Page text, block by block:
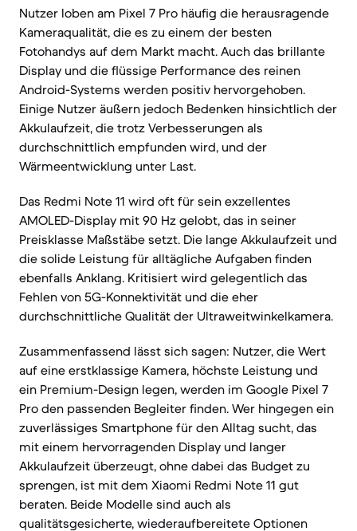
Nutzer loben am Pixel 7 Pro häufig die herausragende
Kameraqualität, die es zu einem der besten
Fotohandys auf dem Markt macht. Auch das brillante
Display und die flüssige Performance des reinen
Android-Systems werden positiv hervorgehoben.
Einige Nutzer äußern jedoch Bedenken hinsichtlich der
Akkulaufzeit, die trotz Verbesserungen als
durchschnittlich empfunden wird, und der
Wärmeentwicklung unter Last.
Das Redmi Note 11 wird oft für sein exzellentes
AMOLED-Display mit 90 Hz gelobt, das in seiner
Preisklasse Maßstäbe setzt. Die lange Akkulaufzeit und
die solide Leistung für alltägliche Aufgaben finden
ebenfalls Anklang. Kritisiert wird gelegentlich das
Fehlen von 5G-Konnektivität und die eher
durchschnittliche Qualität der Ultraweitwinkelkamera.
Zusammenfassend lässt sich sagen: Nutzer, die Wert
auf eine erstklassige Kamera, höchste Leistung und
ein Premium-Design legen, werden im Google Pixel 7
Pro den passenden Begleiter finden. Wer hingegen ein
zuverlässiges Smartphone für den Alltag sucht, das
mit einem hervorragenden Display und langer
Akkulaufzeit überzeugt, ohne dabei das Budget zu
sprengen, ist mit dem Xiaomi Redmi Note 11 gut
beraten. Beide Modelle sind auch als
qualitätsgesicherte, wiederaufbereitete Optionen